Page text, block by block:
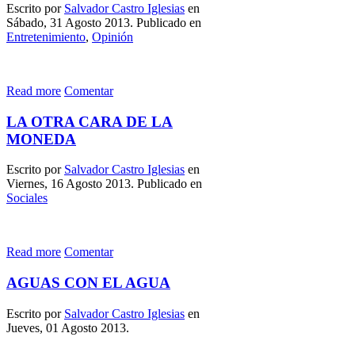
Escrito por Salvador Castro Iglesias en
Sábado, 31 Agosto 2013. Publicado en
Entretenimiento, Opinión
Read more Comentar
LA OTRA CARA DE LA
MONEDA
Escrito por Salvador Castro Iglesias en
Viernes, 16 Agosto 2013. Publicado en
Sociales
Read more Comentar
AGUAS CON EL AGUA
Escrito por Salvador Castro Iglesias en
Jueves, 01 Agosto 2013.